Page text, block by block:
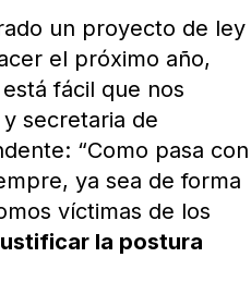
un proyecto de ley
el próximo año,
fácil que nos
secretaria de
“Como pasa con
ya sea de forma
víctimas de los
la postura